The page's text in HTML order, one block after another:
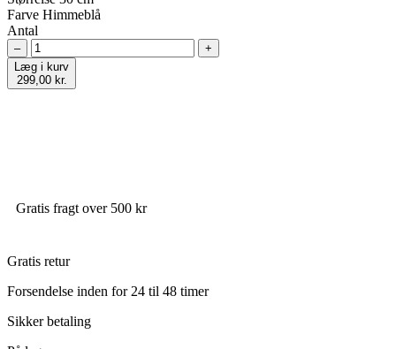
Farve Himmeblå
Antal
–
+
Læg i kurv
299,00 kr.
Gratis fragt over 500 kr
Gratis retur
Forsendelse inden for 24 til 48 timer
Sikker betaling